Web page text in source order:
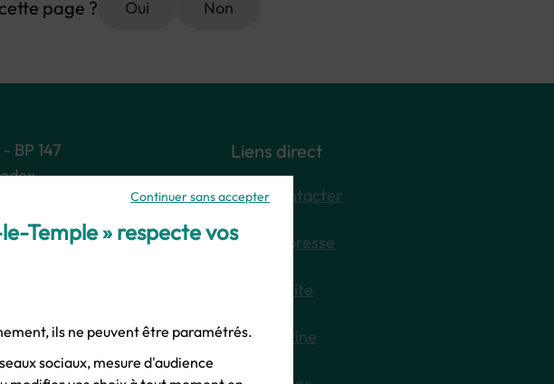
page ? Oui Non
BP 147
:
-
Liens direct
Nous contacter
Espace presse
Plan du site
E-magazine
Continuer sans accepter
Temple » respecte vos
ils ne peuvent être paramétrés.
sociaux, mesure d'audience